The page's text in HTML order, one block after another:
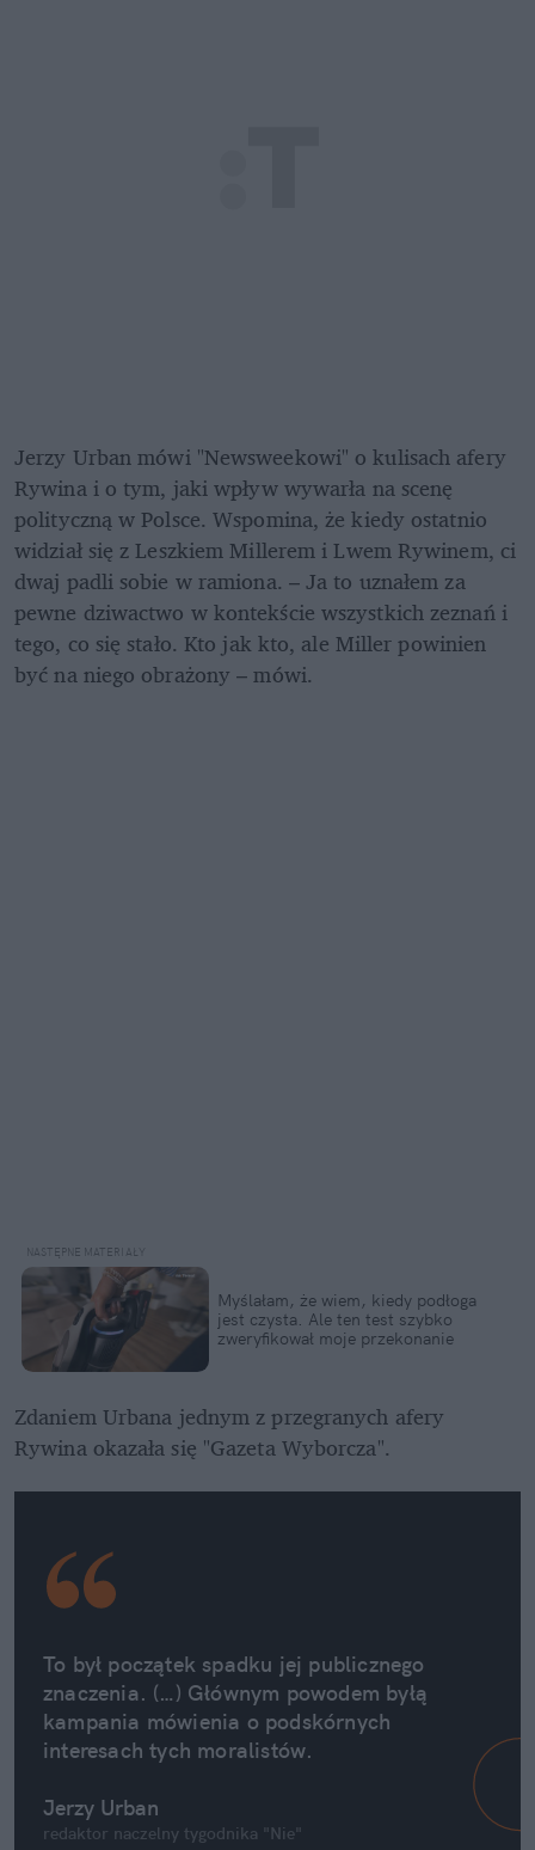
Jerzy Urban mówi "Newsweekowi" o kulisach afery
Rywina i o tym, jaki wpływ wywarła na scenę
polityczną w Polsce. Wspomina, że kiedy ostatnio
widział się z Leszkiem Millerem i Lwem Rywinem, ci
dwaj padli sobie w ramiona. – Ja to uznałem za
pewne dziwactwo w kontekście wszystkich zeznań i
tego, co się stało. Kto jak kto, ale Miller powinien
być na niego obrażony – mówi.
Myślałam, że wiem, kiedy podłoga
jest czysta. Ale ten test szybko
zweryfikował moje przekonanie
Zdaniem Urbana jednym z przegranych afery
Rywina okazała się "Gazeta Wyborcza".
To był początek spadku jej publicznego
znaczenia. (…) Głównym powodem byłą
kampania mówienia o podskórnych
interesach tych moralistów.
Jerzy Urban
redaktor naczelny tygodnika "Nie"